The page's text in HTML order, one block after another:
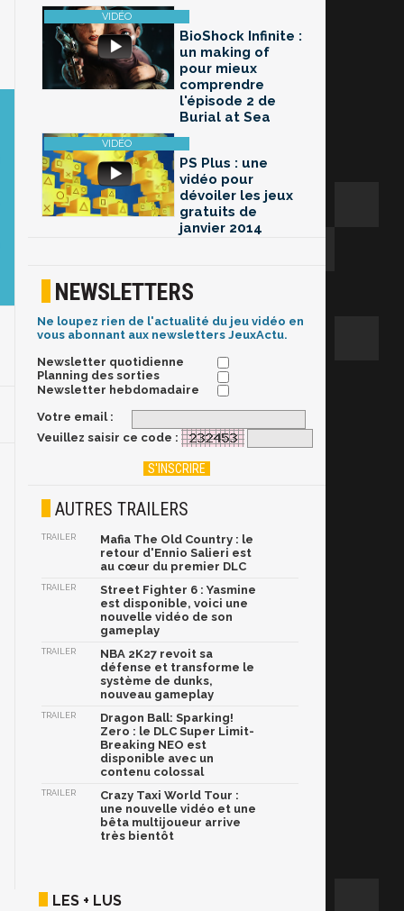
BioShock Infinite :
un making of
pour mieux
comprendre
l'épisode 2 de
Burial at Sea
PS Plus : une
vidéo pour
dévoiler les jeux
gratuits de
janvier 2014
NEWSLETTERS
Ne loupez rien de l'actualité du jeu vidéo en
vous abonnant aux newsletters JeuxActu.
Newsletter quotidienne
Planning des sorties
Newsletter hebdomadaire
Votre email :
Veuillez saisir ce code :
AUTRES TRAILERS
TRAILER
Mafia The Old Country : le
retour d'Ennio Salieri est
au cœur du premier DLC
TRAILER
Street Fighter 6 : Yasmine
est disponible, voici une
nouvelle vidéo de son
gameplay
TRAILER
NBA 2K27 revoit sa
défense et transforme le
système de dunks,
nouveau gameplay
TRAILER
Dragon Ball: Sparking!
Zero : le DLC Super Limit-
Breaking NEO est
disponible avec un
contenu colossal
TRAILER
Crazy Taxi World Tour :
une nouvelle vidéo et une
bêta multijoueur arrive
très bientôt
LES + LUS